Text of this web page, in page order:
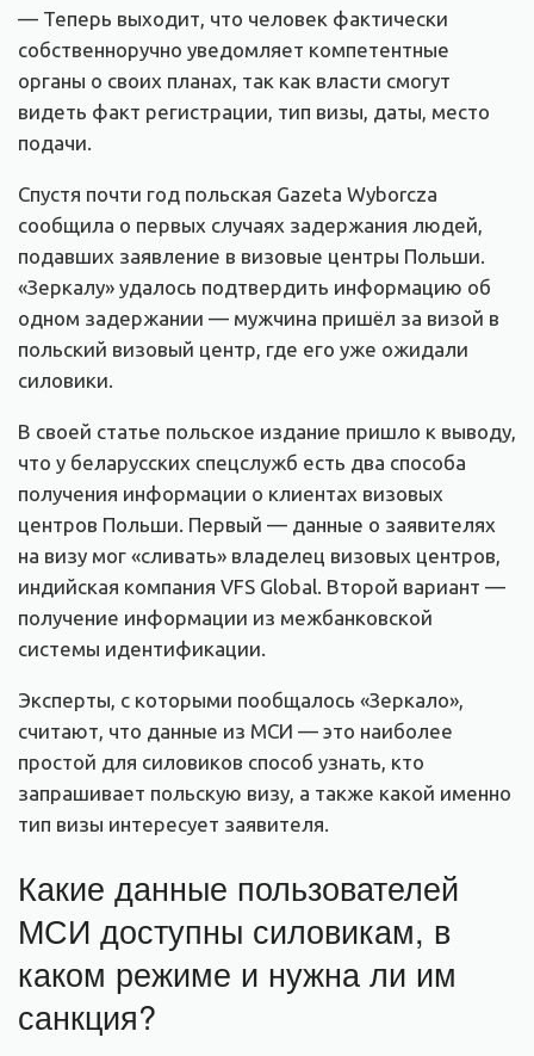
— Теперь выходит, что человек фактически
собственноручно уведомляет компетентные
органы о своих планах, так как власти смогут
видеть факт регистрации, тип визы, даты, место
подачи.
Спустя почти год польская Gazeta Wyborcza
сообщила о первых случаях задержания людей,
подавших заявление в визовые центры Польши.
«Зеркалу» удалось подтвердить информацию об
одном задержании — мужчина пришёл за визой в
польский визовый центр, где его уже ожидали
силовики.
В своей статье польское издание пришло к выводу,
что у беларусских спецслужб есть два способа
получения информации о клиентах визовых
центров Польши. Первый — данные о заявителях
на визу мог «сливать» владелец визовых центров,
индийская компания VFS Global. Второй вариант —
получение информации из межбанковской
системы идентификации.
Эксперты, с которыми пообщалось «Зеркало»,
считают, что данные из МСИ — это наиболее
простой для силовиков способ узнать, кто
запрашивает польскую визу, а также какой именно
тип визы интересует заявителя.
Какие данные пользователей
МСИ доступны силовикам, в
каком режиме и нужна ли им
санкция?